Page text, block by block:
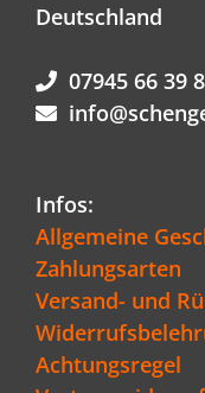
Deutschland
07945 66 39
Infos:
Allgemeine
Zahlungsarten
Versand- und
Achtungsregel